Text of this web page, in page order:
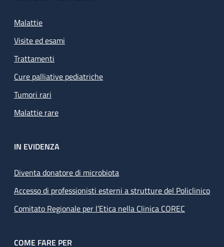
Malattie
Visite ed esami
Trattamenti
Cure palliative pediatriche
Tumori rari
Malattie rare
IN EVIDENZA
Diventa donatore di microbiota
Accesso di professionisti esterni a strutture del Policlinico
Comitato Regionale per l’Etica nella Clinica COREC
COME FARE PER